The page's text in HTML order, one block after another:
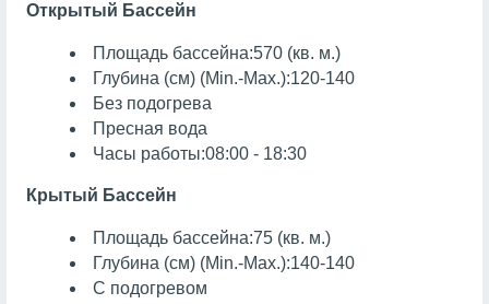
Открытый Бассейн
Площадь бассейна:570 (кв. м.)
Глубина (см) (Min.-Max.):120-140
Без подогрева
Пресная вода
Часы работы:08:00 - 18:30
Крытый Бассейн
Площадь бассейна:75 (кв. м.)
Глубина (см) (Min.-Max.):140-140
С подогревом